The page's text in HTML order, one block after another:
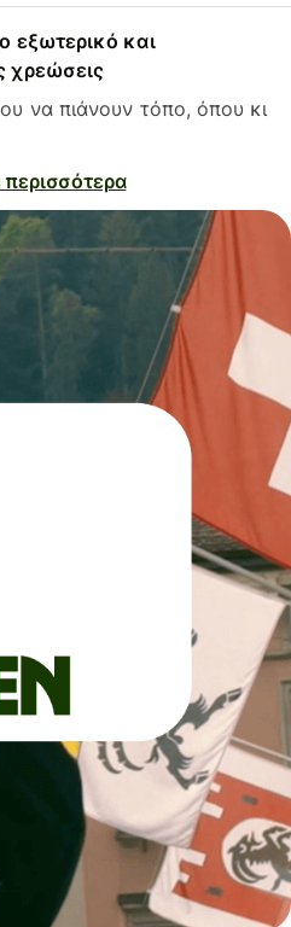
εξωτερικό και
χρεώσεις
να πιάνουν τόπο, όπου κι